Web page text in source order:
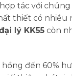
tác với
thiết có nhiều
lý KK55 còn
đến 60%